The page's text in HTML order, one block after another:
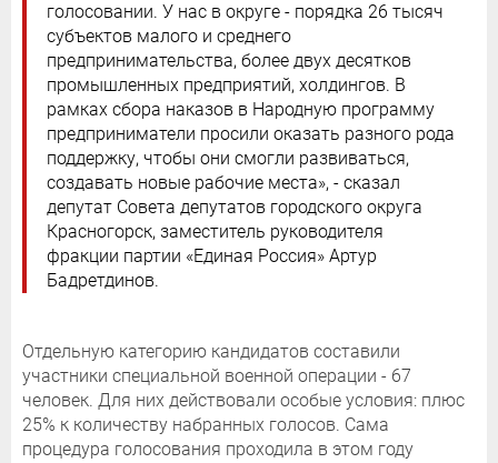
голосовании. У нас в округе - порядка 26 тысяч
субъектов малого и среднего
предпринимательства, более двух десятков
промышленных предприятий, холдингов. В
рамках сбора наказов в Народную программу
предприниматели просили оказать разного рода
поддержку, чтобы они смогли развиваться,
создавать новые рабочие места», - сказал
депутат Совета депутатов городского округа
Красногорск, заместитель руководителя
фракции партии «Единая Россия» Артур
Бадретдинов.
Отдельную категорию кандидатов составили
участники специальной военной операции - 67
человек. Для них действовали особые условия: плюс
25% к количеству набранных голосов. Сама
процедура голосования проходила в этом году